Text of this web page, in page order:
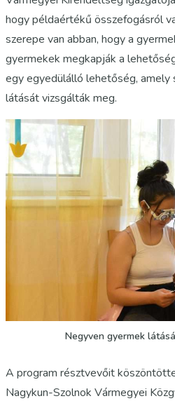
hogy példaértékű összefogásról
szerepe van abban, hogy a
gyermekek megkapják a
egy egyedülálló lehetőség,
látását vizsgálták meg.
Negyven gyermek
A program résztvevőit
Nagykun-Szolnok Vármegyei